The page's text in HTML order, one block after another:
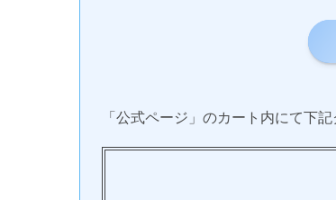
「公式ページ」のカート内にて下